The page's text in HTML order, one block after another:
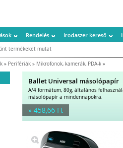
Rendelés Irodaszer kereső
termékeket mutat
» Perifériák » Mikrofonok, kamerák, PDA-k »
Ballet Universal másolópapír
A/4 formátum, 80g, általános
másolópapír a mindennapokra.
» 458,66 Ft